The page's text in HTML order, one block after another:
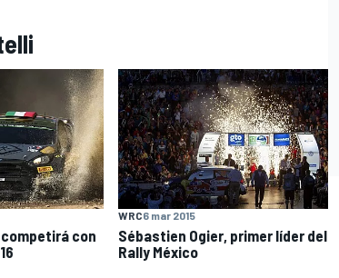
con
WRC6 mar 2015
Sébastien Ogier, primer líder del
Rally México